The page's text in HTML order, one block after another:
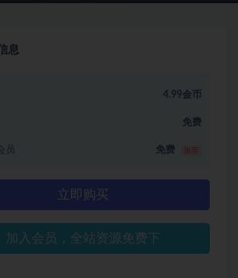
息
4.99金币
免费
员 免费
立即购买
加入会员，全站资源免费下